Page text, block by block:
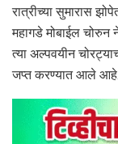
रात्रीच्या सुमारास
महागडे मोबाईल चोरुन
त्या अल्पवयीन
जप्त करण्यात आले आहे.